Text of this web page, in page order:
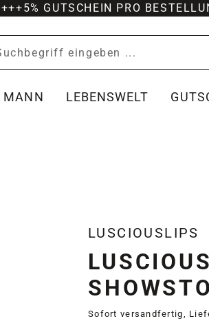
+++5% GUTSCHEIN PRO
MANN LEBENSWELT
LUSCIOUSLIPS
Sofort versandfertig,